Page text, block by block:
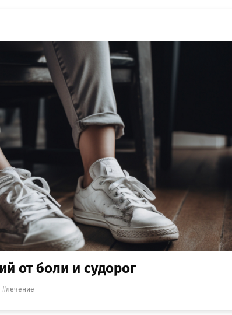
от боли и судорог
лечение